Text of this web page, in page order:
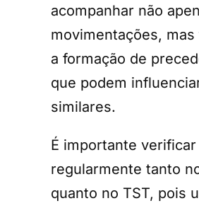
acompanhar não
movimentações, mas
a formação de
que podem
similares.
É importante verificar
regularmente tanto
quanto no TST, pois